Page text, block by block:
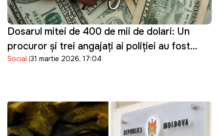
Dosarul mitei de 400 de mii de dolari: Un
procuror și trei angajați ai poliției au fost
reținuți
Social 31 martie 2026, 17:04